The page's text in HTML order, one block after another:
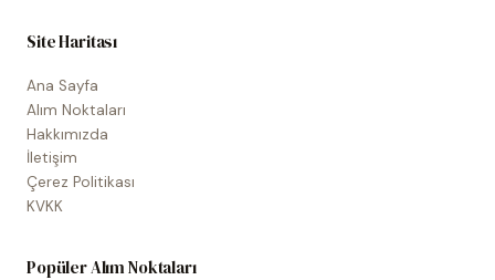
Site Haritası
Ana Sayfa
Alım Noktaları
Hakkımızda
İletişim
Çerez Politikası
KVKK
Popüler Alım Noktaları